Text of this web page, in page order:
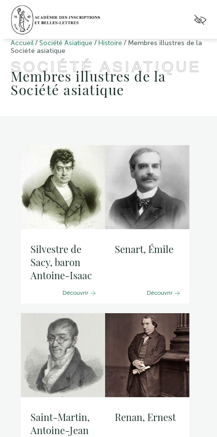
Accueil / Société Asiatique / Histoire / Membres illustres de la
Société asiatique
SOCIÉTÉ ASIATIQUE
Membres illustres de la
Société asiatique
Silvestre de
Sacy, baron
Antoine-Isaac
Découvrir
Senart, Émile
Découvrir
Saint-Martin,
Antoine-Jean
Renan, Ernest